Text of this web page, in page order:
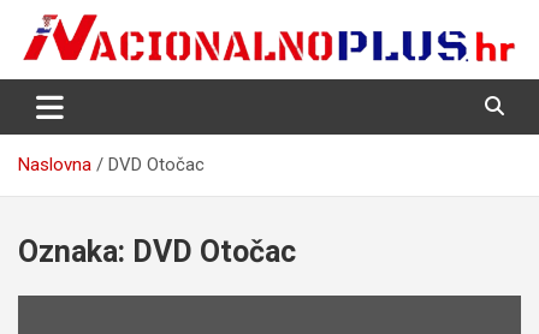
content
NacionalnoPlus.hr
Nacija želi znati više
Naslovna DVD Otočac
Oznaka: DVD Otočac